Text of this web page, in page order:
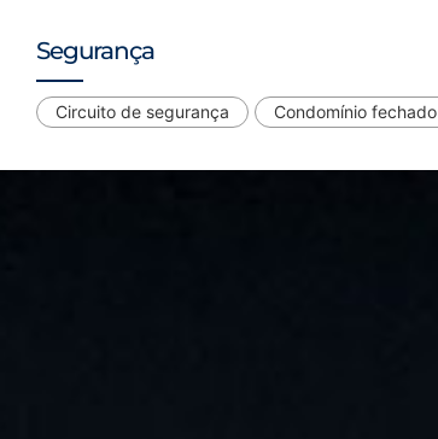
Segurança
Circuito de segurança Condomínio fechado